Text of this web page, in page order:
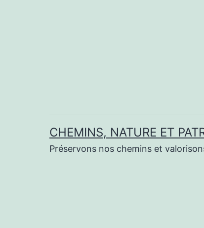
CHEMINS, NATURE ET
Préservons nos chemins et